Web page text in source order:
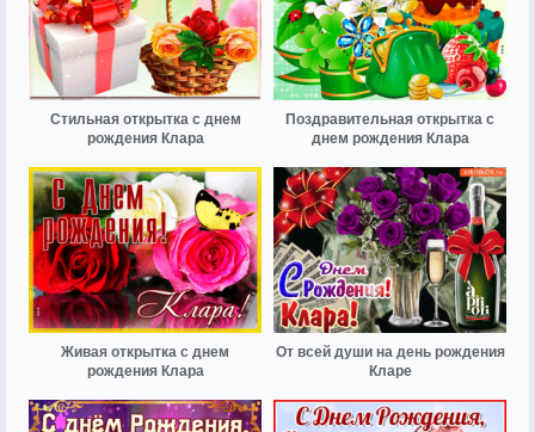
Стильная открытка с днем
рождения Клара
Поздравительная открытка с
днем рождения Клара
Живая открытка с днем
рождения Клара
От всей души на день рождения
Кларе